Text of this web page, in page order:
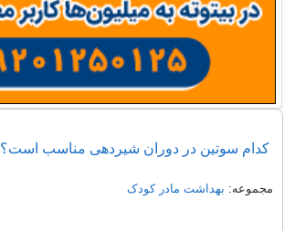
کدام سوتین در دوران شیردهی مناسب است؟
مجموعه: بهداشت مادر کودک